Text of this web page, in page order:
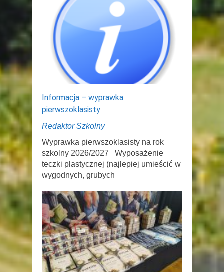
Informacja – wyprawka
pierwszoklasisty
Redaktor Szkolny
Wyprawka pierwszoklasisty na rok
szkolny 2026/2027 Wyposażenie
teczki plastycznej (najlepiej umieścić w
wygodnych, grubych